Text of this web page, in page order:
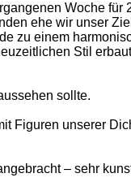
Woche
ehe wir unser
zu einem
Stil
sollte.
Figuren unserer
– sehr